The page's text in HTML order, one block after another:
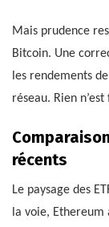
Mais prudence
Bitcoin. Une
les rendements
réseau. Rien n’est
récents
Le paysage des
la voie,